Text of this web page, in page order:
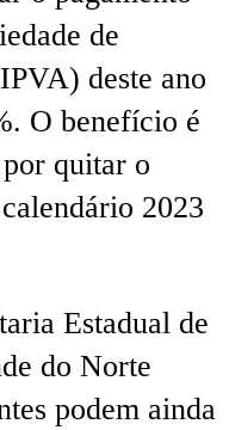
de
deste ano
O benefício é
quitar o
2023
Estadual de
do Norte
podem ainda